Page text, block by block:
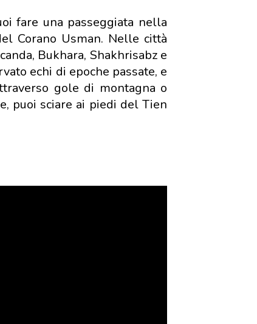
fare una passeggiata nella
Corano Usman. Nelle città
Bukhara, Shakhrisabz e
echi di epoche passate, e
gole di montagna o
puoi sciare ai piedi del Tien